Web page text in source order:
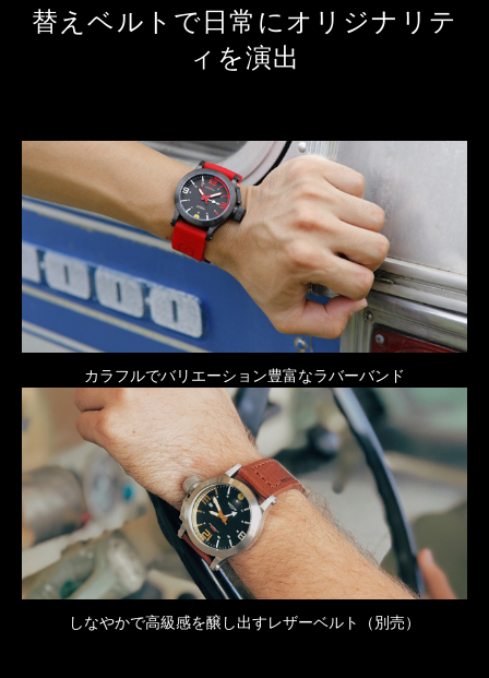
替えベルトで日常にオリジナリテ
ィを演出
カラフルでバリエーション豊富なラバーバンド
しなやかで高級感を醸し出すレザーベルト（別売）